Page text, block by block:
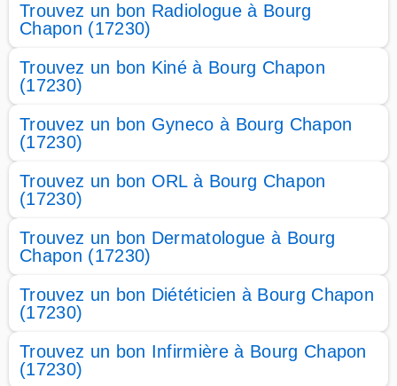
Trouvez un bon Radiologue à Bourg
Chapon (17230)
Trouvez un bon Kiné à Bourg Chapon
(17230)
Trouvez un bon Gyneco à Bourg Chapon
(17230)
Trouvez un bon ORL à Bourg Chapon
(17230)
Trouvez un bon Dermatologue à Bourg
Chapon (17230)
Trouvez un bon Diététicien à Bourg Chapon
(17230)
Trouvez un bon Infirmière à Bourg Chapon
(17230)